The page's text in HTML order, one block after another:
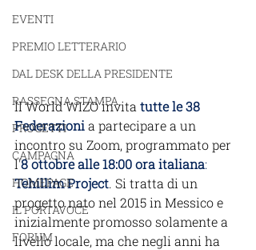
EVENTI
PREMIO LETTERARIO
DAL DESK DELLA PRESIDENTE
RASSEGNA STAMPA
PROGETTI
CAMPAGNA
HOMEPAGE
IL PORTAVOCE
FORUM
Il World WIZO invita tutte le 38
Federazioni a partecipare a un
incontro su Zoom, programmato per
l'8 ottobre alle 18:00 ora italiana:
Tehillim Project. Si tratta di un
progetto nato nel 2015 in Messico e
inizialmente promosso solamente a
livello locale, ma che negli anni ha